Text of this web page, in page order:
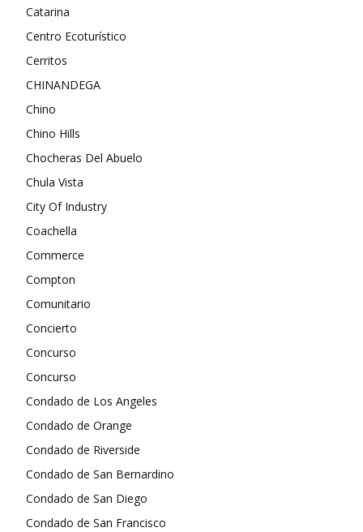
Catarina
Centro Ecoturístico
Cerritos
CHINANDEGA
Chino
Chino Hills
Chocheras Del Abuelo
Chula Vista
City Of Industry
Coachella
Commerce
Compton
Comunitario
Concierto
Concurso
Concurso
Condado de Los Angeles
Condado de Orange
Condado de Riverside
Condado de San Bernardino
Condado de San Diego
Condado de San Francisco